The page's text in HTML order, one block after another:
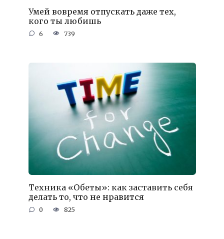
Умей вовремя отпускать даже тех,
кого ты любишь
6 739
Техника «Обеты»: как заставить себя
делать то, что не нравится
0 825